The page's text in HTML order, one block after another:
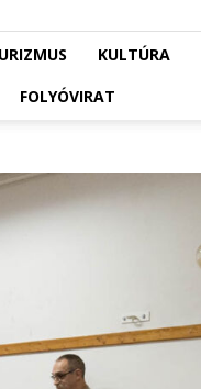
KULTÚRA
FOLYÓVIRAT